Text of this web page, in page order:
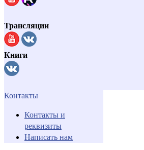
Трансляции
Книги
Контакты
Контакты и
реквизиты
Написать нам